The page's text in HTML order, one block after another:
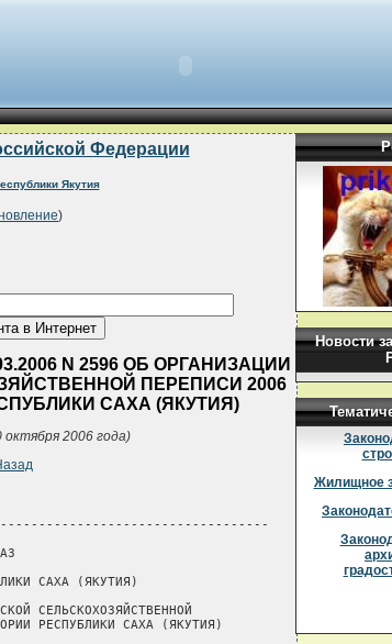
Федерации
Якутия
)
N 2596 ОБ ОРГАНИЗАЦИИ
ПЕРЕПИСИ 2006
САХА (ЯКУТИЯ)
2006 года)
САХА (ЯКУТИЯ)
СЕЛЬСКОХОЗЯЙСТВЕННОЙ
РЕСПУБЛИКИ САХА (ЯКУТИЯ)
Новости
Жилищное